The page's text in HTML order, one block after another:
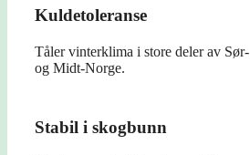
Kuldetoleranse
Tåler vinterklima i store deler av Sør-
og Midt-Norge.
Stabil i skogbunn